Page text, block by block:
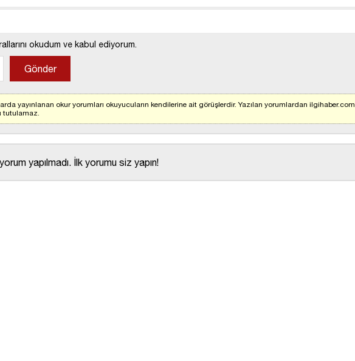
okudum ve kabul ediyorum.
yayınlanan okur yorumları okuyucuların kendilerine ait görüşlerdir. Yazılan yorumlardan ilgihaber.com
tutulamaz.
yapılmadı. İlk yorumu siz yapın!